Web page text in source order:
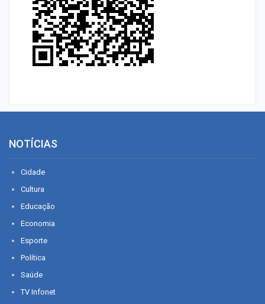
NOTÍCIAS
Cidade
Cultura
Educação
Economia
Esporte
Política
Saúde
TV Infonet